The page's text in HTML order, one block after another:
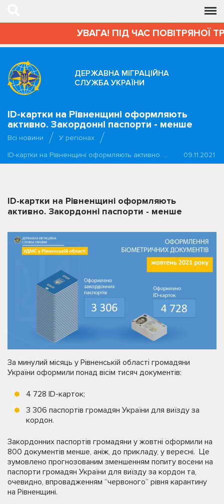
УВАГА! ПІД ЧАС ПОВІТРЯНОЇ
ДЕРЖАВНА МІГРАЦІЙНА
СЛУЖБА УКРАЇНИ
ID-картки на Рівненщині оформляють
активно. Закордонні паспорти - менше
Всі новини
У регіонах
ID-картки на Рівненщині оформляють активно. …
09.11.2021
ID-картки на Рівненщині оформляють
активно. Закордонні паспорти - менше
За минулий місяць у Рівненській області громадяни
України оформили понад вісім тисяч документів:
4 728 ID-карток;
3 306 паспортів громадян України для виїзду за
кордон.
Закордонних паспортів громадяни у жовтні оформили на
800 документів менше, аніж, до прикладу, у вересні. Це
зумовлено прогнозованим зменшенням попиту восени на
паспорти громадян України для виїзду за кордон та,
очевидно, впровадженням “червоного” рівня карантину
на Рівненщині.